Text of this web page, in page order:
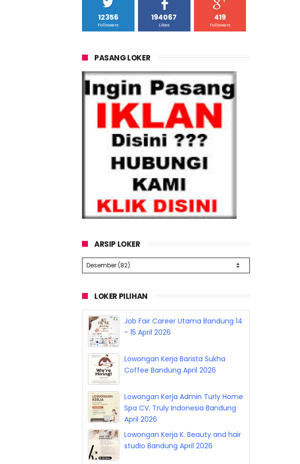
12356
Followers
194067
Likes
419
Followers
PASANG LOKER
ARSIP LOKER
LOKER PILIHAN
Job Fair Career Utama Bandung 14
- 15 April 2026
Lowongan Kerja Barista Sukha
Coffee Bandung April 2026
Lowongan Kerja Admin Turly Home
Spa CV. Truly Indonesia Bandung
April 2026
Lowongan Kerja K. Beauty and hair
studio Bandung April 2026